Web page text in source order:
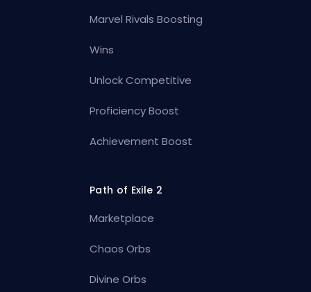
Marvel Rivals Boosting
Wins
Unlock Competitive
Proficiency Boost
Achievement Boost
Path of Exile 2
Marketplace
Chaos Orbs
Divine Orbs